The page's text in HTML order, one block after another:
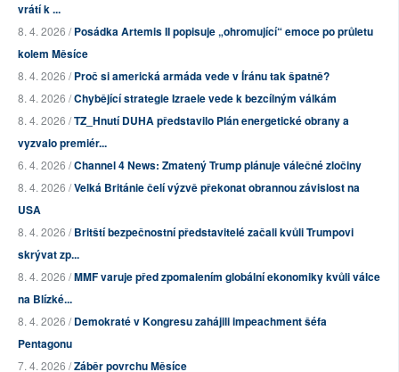
vrátí k ...
8. 4. 2026 /Posádka Artemis II popisuje „ohromující“ emoce po průletu
kolem Měsíce
8. 4. 2026 /Proč si americká armáda vede v Íránu tak špatně?
8. 4. 2026 /Chybějící strategie Izraele vede k bezcílným válkám
8. 4. 2026 /TZ_Hnutí DUHA představilo Plán energetické obrany a
vyzvalo premiér...
6. 4. 2026 /Channel 4 News: Zmatený Trump plánuje válečné zločiny
8. 4. 2026 /Velká Británie čelí výzvě překonat obrannou závislost na
USA
8. 4. 2026 /Britští bezpečnostní představitelé začali kvůli Trumpovi
skrývat zp...
8. 4. 2026 /MMF varuje před zpomalením globální ekonomiky kvůli válce
na Blízké...
8. 4. 2026 /Demokraté v Kongresu zahájili impeachment šéfa
Pentagonu
7. 4. 2026 /Záběr povrchu Měsíce